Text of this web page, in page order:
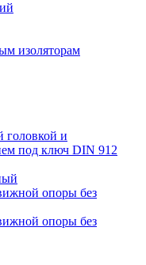
изоляторам
головкой и
под ключ DIN 912
опоры без
опоры без